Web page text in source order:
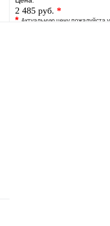
2 485 руб. *
*Актуальную цену пожалуйста